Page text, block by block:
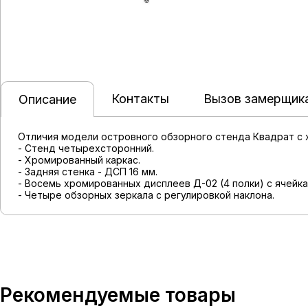
Описание Контакты Вызов
Отличия модели островного обзорного стенда Квадрат
- Стенд четырехсторонний.
- Хромированный каркас.
- Задняя стенка - ДСП 16 мм.
- Восемь хромированных дисплеев Д-02 (4 полки) с
- Четыре обзорных зеркала с регулировкой наклона.
Рекомендуемые товары